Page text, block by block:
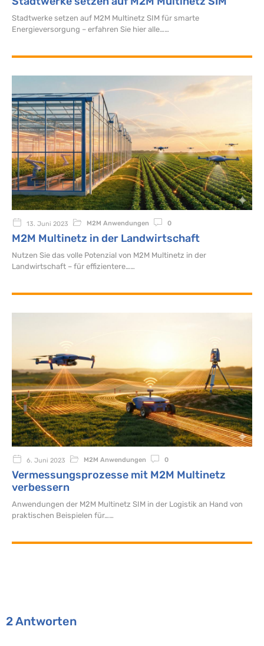
Stadtwerke setzen auf M2M Multinetz SIM für smarte
Energieversorgung – erfahren Sie hier alle…
13. Juni 2023 M2M Anwendungen 0
M2M Multinetz in der Landwirtschaft
Nutzen Sie das volle Potenzial von M2M Multinetz in der
Landwirtschaft – für effizientere…
6. Juni 2023 M2M Anwendungen 0
Vermessungsprozesse mit M2M Multinetz
verbessern
Anwendungen der M2M Multinetz SIM in der Logistik an Hand von
praktischen Beispielen für…
2 Antworten